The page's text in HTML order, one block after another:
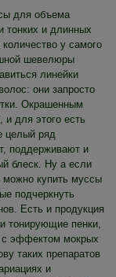
для объема
тонких и длинных
у самого
шевелюры
линейки
они запросто
Окрашенным
для этого есть
целый ряд
поддерживают и
блеск. Ну а если
можно купить муссы
подчеркнуть
Есть и продукция
тонирующие пенки,
с эффектом мокрых
таких препаратов
и